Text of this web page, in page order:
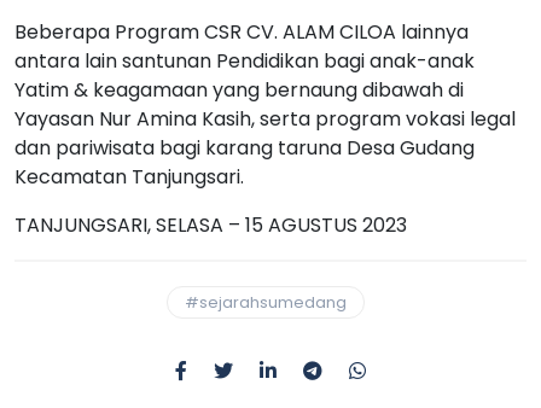
Beberapa Program CSR CV. ALAM CILOA lainnya
antara lain santunan Pendidikan bagi anak-anak
Yatim & keagamaan yang bernaung dibawah di
Yayasan Nur Amina Kasih, serta program vokasi legal
dan pariwisata bagi karang taruna Desa Gudang
Kecamatan Tanjungsari.
TANJUNGSARI, SELASA – 15 AGUSTUS 2023
#sejarahsumedang